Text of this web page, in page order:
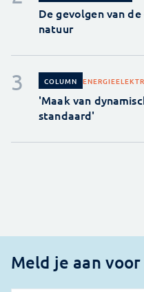
De gevolgen van
natuur
COLUMN ENERGIE
'Maak van
standaard'
Meld je aan